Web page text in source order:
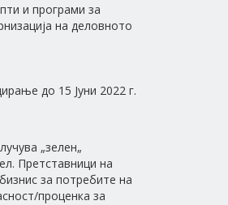
и програми за
на деловното
до 15 Јуни 2022 г.
„зелен„
Претставници на
за потребите на
проценка за